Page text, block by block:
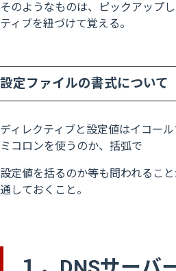
そのようなものは、ピックアップ
ティブを紐づけて覚える。
設定ファイルの書式について
ディレクティブと設定値はイコー
ミコロンを使うのか、括弧で
設定値を括るのか等も問われるこ
通しておくこと。